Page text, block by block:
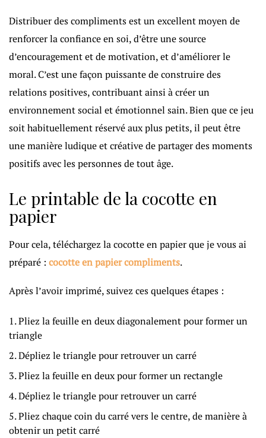
Distribuer des compliments est un excellent moyen de
renforcer la confiance en soi, d’être une source
d’encouragement et de motivation, et d’améliorer le
moral. C’est une façon puissante de construire des
relations positives, contribuant ainsi à créer un
environnement social et émotionnel sain. Bien que ce jeu
soit habituellement réservé aux plus petits, il peut être
une manière ludique et créative de partager des moments
positifs avec les personnes de tout âge.
Le printable de la cocotte en
papier
Pour cela, téléchargez la cocotte en papier que je vous ai
préparé : cocotte en papier compliments.
Après l’avoir imprimé, suivez ces quelques étapes :
Pliez la feuille en deux diagonalement pour former un
triangle
Dépliez le triangle pour retrouver un carré
Pliez la feuille en deux pour former un rectangle
Dépliez le triangle pour retrouver un carré
Pliez chaque coin du carré vers le centre, de manière à
obtenir un petit carré